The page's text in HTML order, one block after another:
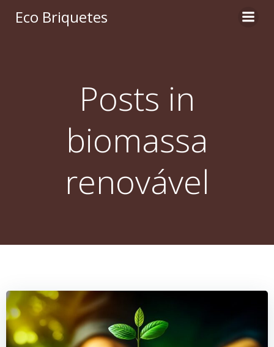
Eco Briquetes
Posts in
biomassa
renovável